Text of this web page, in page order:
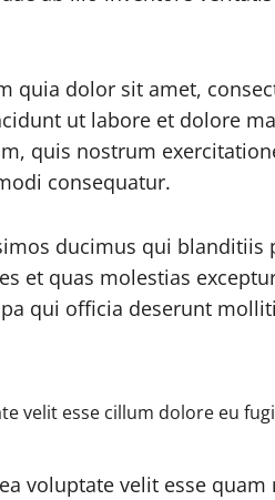
quia dolor sit amet,
ut labore et dolore
quis nostrum
consequatur.
ducimus qui blanditiis
et quas molestias
qui officia deserunt
velit esse cillum dolore eu
voluptate velit esse